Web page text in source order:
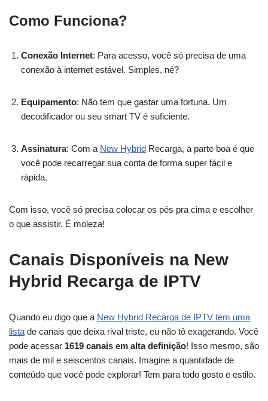
Como Funciona?
Conexão Internet: Para acesso, você só precisa de uma
conexão à internet estável. Simples, né?
Equipamento: Não tem que gastar uma fortuna. Um
decodificador ou seu smart TV é suficiente.
Assinatura: Com a New Hybrid Recarga, a parte boa é que
você pode recarregar sua conta de forma super fácil e
rápida.
Com isso, você só precisa colocar os pés pra cima e escolher
o que assistir. É moleza!
Canais Disponíveis na New
Hybrid Recarga de IPTV
Quando eu digo que a New Hybrid Recarga de IPTV tem uma
lista de canais que deixa rival triste, eu não tô exagerando. Você
pode acessar 1619 canais em alta definição! Isso mesmo, são
mais de mil e seiscentos canais. Imagine a quantidade de
conteúdo que você pode explorar! Tem para todo gosto e estilo.